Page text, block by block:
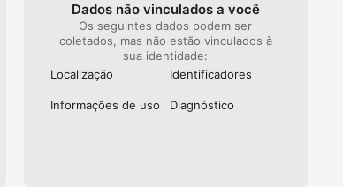
Dados não vinculados a você
Os seguintes dados podem ser
coletados, mas não estão vinculados à
sua identidade:
Localização
Identificado­res
Informações de uso Diagnóstico